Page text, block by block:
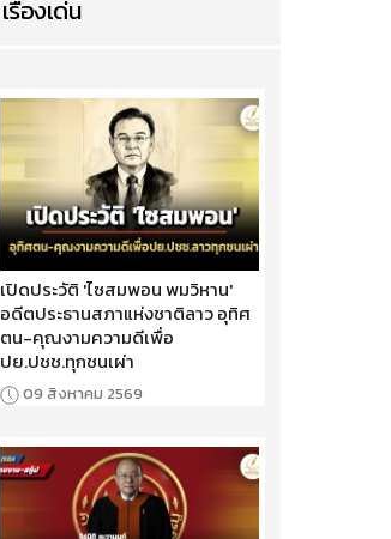
เรื่องเด่น
เปิดประวัติ 'ไซสมพอน พมวิหาน'
อดีตประธานสภาแห่งชาติลาว อุทิศ
ตน-คุณงามความดีเพื่อ
ปย.ปชช.ทุกชนเผ่า
09 สิงหาคม 2569